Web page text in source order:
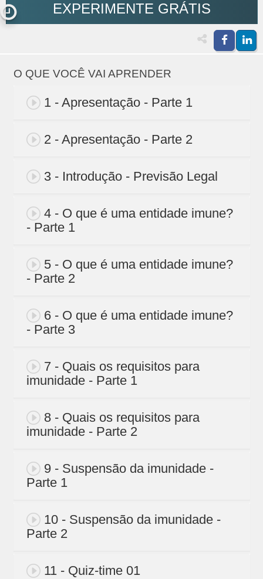
EXPERIMENTE GRÁTIS
O QUE VOCÊ VAI APRENDER
1 - Apresentação - Parte 1
2 - Apresentação - Parte 2
3 - Introdução - Previsão Legal
4 - O que é uma entidade imune?
- Parte 1
5 - O que é uma entidade imune?
- Parte 2
6 - O que é uma entidade imune?
- Parte 3
7 - Quais os requisitos para
imunidade - Parte 1
8 - Quais os requisitos para
imunidade - Parte 2
9 - Suspensão da imunidade -
Parte 1
10 - Suspensão da imunidade -
Parte 2
11 - Quiz-time 01